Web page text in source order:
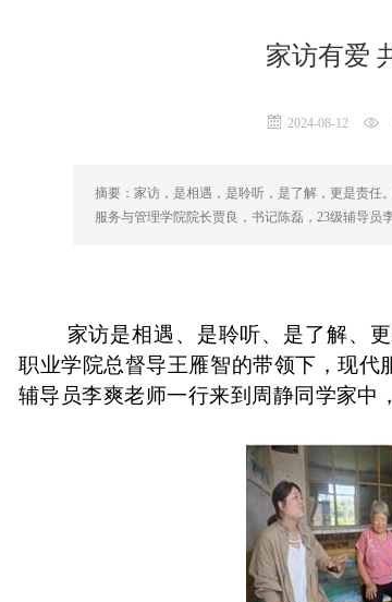
家访有爱
2024-08-12
摘要：家访，是相遇，是聆听，是了解，更是责任
服务与管理学院院长贾良，书记陈磊，23级辅导
家访是相遇、是聆听、是了解、
职业学院总督导王雁智的带领下，现代
辅导员李爽老师一行来到周静同学家中